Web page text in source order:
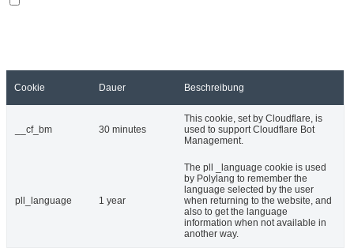
Cookie Dauer Beschreibung
__cf_bm 30 minutes
This cookie, set by Cloudflare, is
used to support Cloudflare Bot
Management.
pll_language 1 year
The pll _language cookie is used
by Polylang to remember the
language selected by the user
when returning to the website, and
also to get the language
information when not available in
another way.